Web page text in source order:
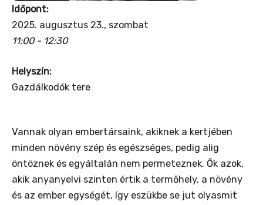
Időpont:
2025. augusztus 23., szombat
11:00 - 12:30
Helyszín:
Gazdálkodók tere
Vannak olyan embertársaink, akiknek a kertjében
minden növény szép és egészséges, pedig alig
öntöznek és egyáltalán nem permeteznek. Ők azok,
akik anyanyelvi szinten értik a termőhely, a növény
és az ember egységét, így eszükbe se jut olyasmit